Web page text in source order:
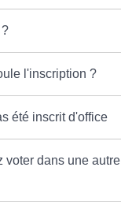
l'inscription ?
été inscrit d'office
voter dans une autre